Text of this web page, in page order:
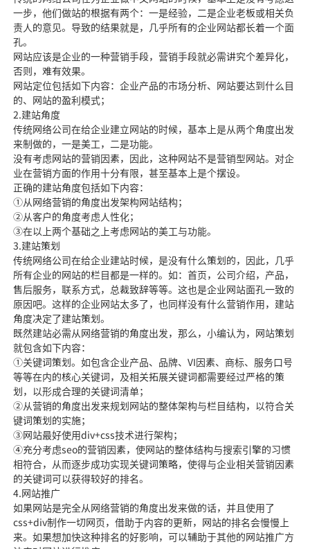
一步，他们做站的根据有两个：一是经验，二是企业老板或相关负
责人的意见。导致的结果就是，几乎所有的企业网站都长着一个面
孔。
网站应该是企业的一种营销手段，营销手段就必需讲究个差异化，
否则，难有效果。
网站定位包括如下内容：企业产品的市场分析、网站要达到什么目
的、网站的盈利模式；
2.建站角度
传统网络公司在给企业建立网站的时候，基本上是从两个角度出发
来制做的，一是美工，二是功能。
没有考虑网站的营销因素，因此，这种网站不是营销型网站。对企
业在营销方面的作用十分有限，甚至基本上是个摆设。
正确的建站角度包括如下内容：
①从网络营销的角度出发架构网站结构；
②从客户的角度考虑人性化；
③在以上两个基础之上考虑网站的美工与功能。
3.建站策划
传统网络公司在给企业建站时候，是没有什么策划的，因此，几乎
所有企业的网站的栏目都是一样的。如：首页，公司介绍，产品，
售后服务，联系方式，总裁致辞等等。这也是企业网站面孔一致的
原因吧。这样的企业网站太多了，也同样没有什么营销作用，建站
角度决定了建站策划。
既然建站必需从网络营销的角度出发，那么，小编认为，网站策划
就包含如下内容：
①关键词策划。如包含企业产品、品牌、VI因素、商标、服务口号
等等在内的核心关键词，及相关拓展关键词都需要经过严格的策
划，以形成合理的关键词清单；
②从营销的角度出发来规划网站的整体架构与栏目结构，以符合关
键词策划的实施；
③网站最好使用div+css技术进行架构；
④充分考虑seo的营销因素，使网站的整体结构与搜索引擎的习惯
相符合，从而逐步成功实现关键词策略，使得与企业相关营销因素
的关键词可以获得较好的排名。
4.网站推广
如果网站是完全从网络营销的角度出发来做的话，并且使用了
css+div制作一切网页，借助于内容的更新，网站的排名会慢慢上
来。如果想加快这种排名的好影响，可以辅助于其他的网站推广方